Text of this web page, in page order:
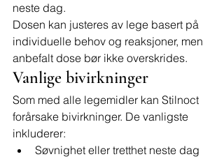
neste dag.
Dosen kan justeres av lege basert på
individuelle behov og reaksjoner, men
anbefalt dose bør ikke overskrides.
Vanlige bivirkninger
Som med alle legemidler kan Stilnoct
forårsake bivirkninger. De vanligste
inkluderer:
Søvnighet eller tretthet neste dag